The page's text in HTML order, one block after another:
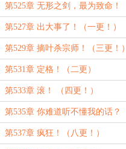
（六更！）
第525章 无形之剑，最为致命！
（二更！）
第527章 出大事了！（一更！）
第529章 摘叶杀宗师！（三更！）
第531章 定格！（二更）
第533章 滚！ （四更！）
第535章 你难道听不懂我的话？
（六更！）
第537章 疯狂！（八更！）